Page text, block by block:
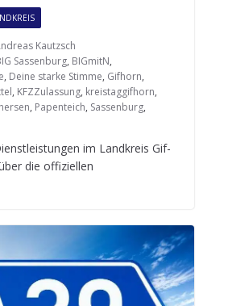
Kautzsch
Sassenburg, BIGmitN,
, Deine starke Stimme, Gifhorn,
, KFZZulassung, kreistaggifhorn,
, Papenteich, Sassenburg,
im Land­kreis Gif­
die offi­zi­el­len